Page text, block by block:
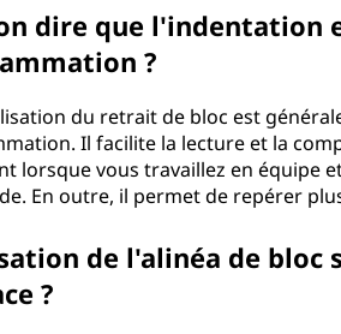
dire que l'indentation
?
du retrait de bloc est
Il facilite la lecture et la
lorsque vous travaillez en équipe
En outre, il permet de repérer
de l'alinéa de bloc
?